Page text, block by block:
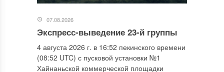
07.08.2026
Экспресс-выведение 23-й группы
4 августа 2026 г. в 16:52 пекинского времени
(08:52 UTC) с пусковой установки №1
Хайнаньской коммерческой площадки